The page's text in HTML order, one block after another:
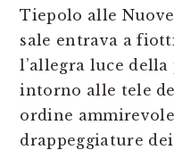
Tiepolo alle
sale entrava a
l’allegra luce
intorno alle tele
ordine
drappeggiature